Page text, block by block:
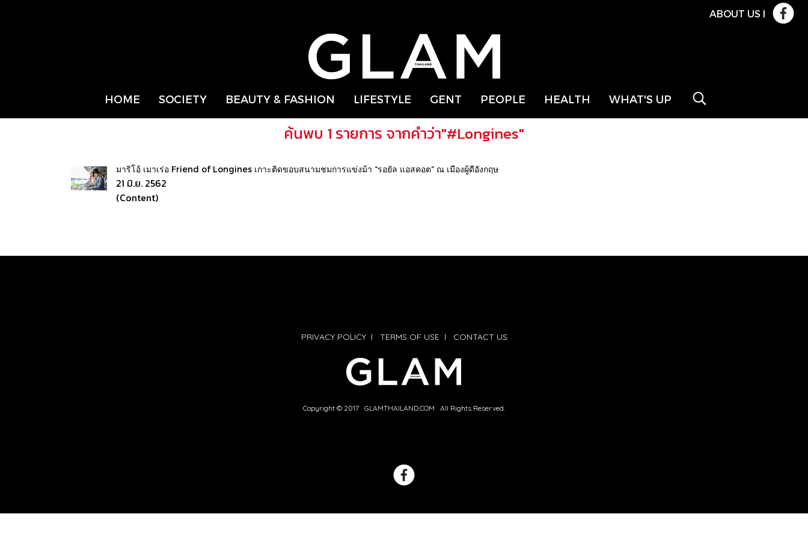
ABOUT US l
HOME SOCIETY BEAUTY & FASHION LIFESTYLE GENT PEOPLE HEALTH WHAT'S UP
ค้นพบ 1 รายการ จากคำว่า"#Longines"
มาริโอ้ เมาเร่อ Friend of Longines เกาะติดขอบสนามชมการแข่งม้า “รอยัล แอสคอต” ณ เมืองผู้ดีอังกฤษ
21 มิ.ย. 2562
(Content)
PRIVACY POLICYl TERMS OF USE l CONTACT US
Copyright © 2017 GLAMTHAILAND.COM All Rights Reserved.